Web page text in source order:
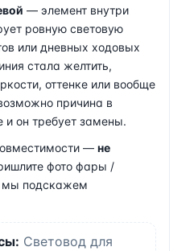
— элемент внутри
ровную световую
или дневных ходовых
стала желтить,
оттенке или вообще
причина в
и он требует замены.
— не
фото фары /
мы подскажем
Световод для